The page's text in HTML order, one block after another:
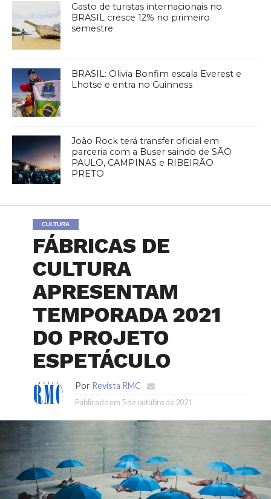
Gasto de turistas internacionais no
BRASIL cresce 12% no primeiro
semestre
BRASIL: Olivia Bonfim escala Everest e
Lhotse e entra no Guinness
João Rock terá transfer oficial em
parceria com a Buser saindo de SÃO
PAULO, CAMPINAS e RIBEIRÃO
PRETO
CULTURA
FÁBRICAS DE
CULTURA
APRESENTAM
TEMPORADA 2021
DO PROJETO
ESPETÁCULO
Por Revista RMC
Publicado em 5 de outubro de 2021